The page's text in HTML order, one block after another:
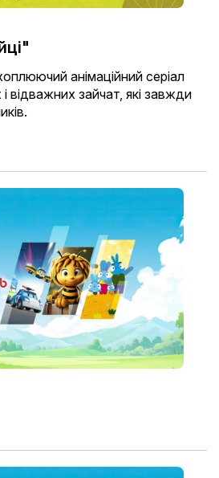
анімаційний серіал
відважних зайчат, які завжди